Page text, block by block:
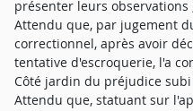
présenter leurs observations
Attendu que, par jugement
correctionnel, après avoir
tentative d'escroquerie, l'a
Côté jardin du préjudice subi
Attendu que, statuant sur